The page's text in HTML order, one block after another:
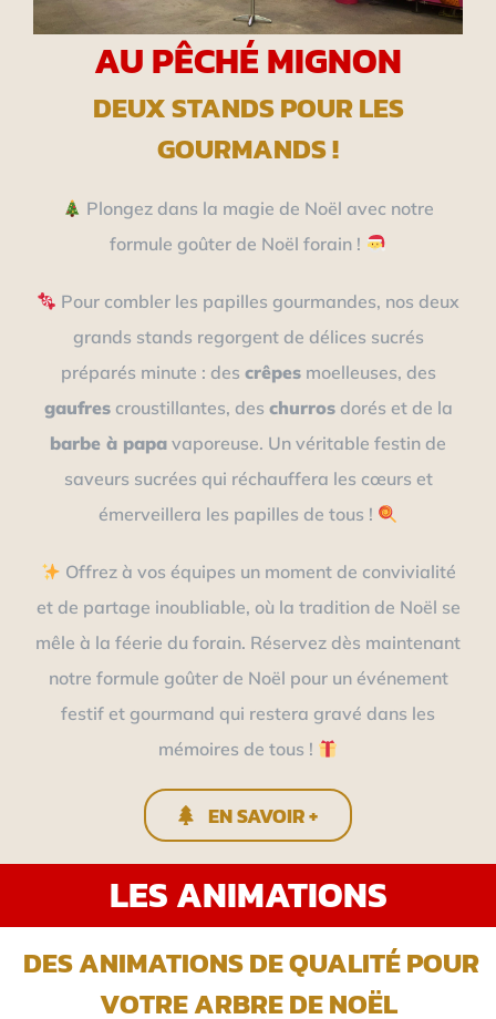
AU PÊCHÉ MIGNON
DEUX STANDS POUR LES
GOURMANDS !
Plongez dans la magie de Noël avec notre
formule goûter de Noël forain !
Pour combler les papilles gourmandes, nos deux
grands stands regorgent de délices sucrés
préparés minute : des crêpesmoelleuses, des
gaufrescroustillantes, des churrosdorés et de la
barbe à papa vaporeuse. Un véritable festin de
saveurs sucrées qui réchauffera les cœurs et
émerveillera les papilles de tous !
Offrez à vos équipes un moment de convivialité
et de partage inoubliable, où la tradition de Noël se
mêle à la féerie du forain. Réservez dès maintenant
notre formule goûter de Noël pour un événement
festif et gourmand qui restera gravé dans les
mémoires de tous !
EN SAVOIR +
LES ANIMATIONS
DES ANIMATIONS DE QUALITÉ POUR
VOTRE ARBRE DE NOËL